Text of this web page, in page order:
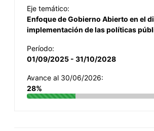
Eje temático:
Enfoque de Gobierno Abierto en el
implementación de las políticas
Período:
01/09/2025 - 31/10/2028
Avance al 30/06/2026:
28%